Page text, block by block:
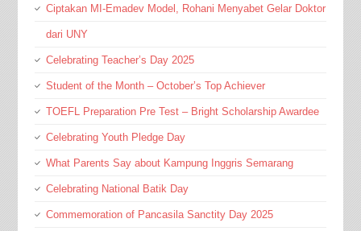
Ciptakan MI-Emadev Model, Rohani Menyabet Gelar Doktor
dari UNY
Celebrating Teacher’s Day 2025
Student of the Month – October’s Top Achiever
TOEFL Preparation Pre Test – Bright Scholarship Awardee
Celebrating Youth Pledge Day
What Parents Say about Kampung Inggris Semarang
Celebrating National Batik Day
Commemoration of Pancasila Sanctity Day 2025